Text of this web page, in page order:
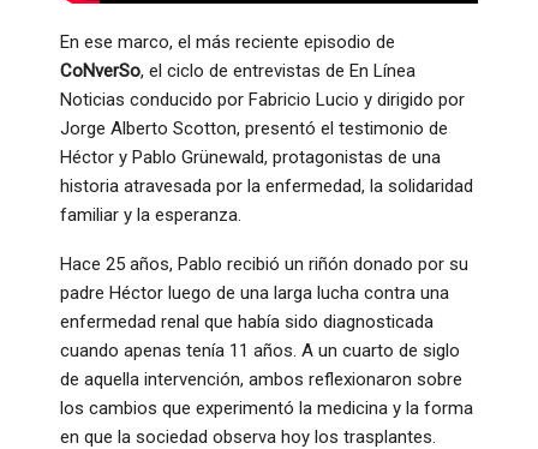
En ese marco, el más reciente episodio de
CoNverSo, el ciclo de entrevistas de En Línea
Noticias conducido por Fabricio Lucio y dirigido por
Jorge Alberto Scotton, presentó el testimonio de
Héctor y Pablo Grünewald, protagonistas de una
historia atravesada por la enfermedad, la solidaridad
familiar y la esperanza.
Hace 25 años, Pablo recibió un riñón donado por su
padre Héctor luego de una larga lucha contra una
enfermedad renal que había sido diagnosticada
cuando apenas tenía 11 años. A un cuarto de siglo
de aquella intervención, ambos reflexionaron sobre
los cambios que experimentó la medicina y la forma
en que la sociedad observa hoy los trasplantes.